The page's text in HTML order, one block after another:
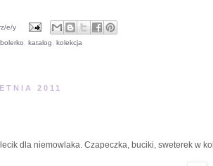
e/y
bolerko, katalog, kolekcja
2011
dla niemowlaka. Czapeczka, buciki, sweterek w